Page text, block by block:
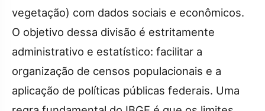
vegetação) com dados sociais e econômicos.
O objetivo dessa divisão é estritamente
administrativo e estatístico: facilitar a
organização de censos populacionais e a
aplicação de políticas públicas federais. Uma